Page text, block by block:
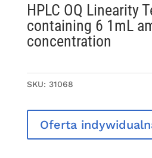
HPLC OQ Linearity
containing 6 1mL
concentration
SKU: 31068
Oferta